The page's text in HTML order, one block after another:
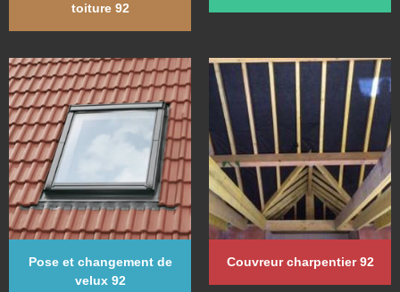
toiture 92
Pose et changement de
velux 92
Couvreur charpentier 92